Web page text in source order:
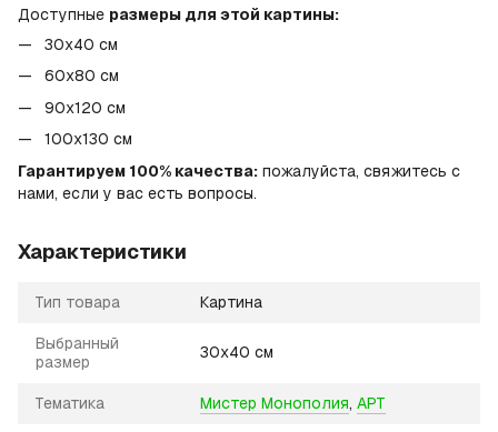
Доступные размеры для этой картины:
30x40 см
60x80 см
90x120 см
100х130 см
Гарантируем 100% качества: пожалуйста, свяжитесь с
нами, если у вас есть вопросы.
Характеристики
Тип товара Картина
Выбранный
размер
30х40 см
Тематика Мистер Монополия, АРТ